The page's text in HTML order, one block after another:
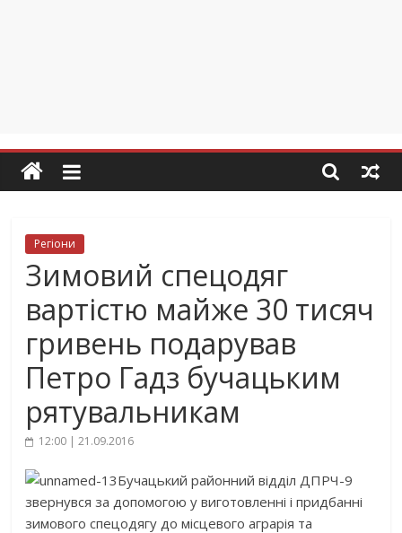
Регіони
Зимовий спецодяг
вартістю майже 30 тисяч
гривень подарував
Петро Гадз бучацьким
рятувальникам
12:00 | 21.09.2016
Бучацький районний відділ ДПРЧ-9
звернувся за допомогою у виготовленні і придбанні
зимового спецодягу до місцевого аграрія та